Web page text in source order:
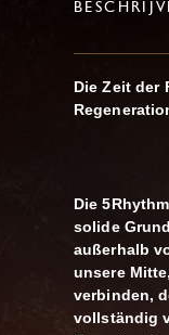
Die Zeit der
Die
solide
außerhalb
unsere
verbinden,
vollständig